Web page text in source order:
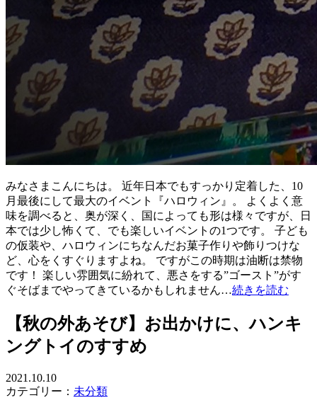
みなさまこんにちは。 近年日本でもすっかり定着した、10
月最後にして最大のイベント『ハロウィン』。 よくよく意
味を調べると、奥が深く、国によっても形は様々ですが、日
本では少し怖くて、でも楽しいイベントの1つです。 子ども
の仮装や、ハロウィンにちなんだお菓子作りや飾りつけな
ど、心をくすぐりますよね。 ですがこの時期は油断は禁物
です！ 楽しい雰囲気に紛れて、悪さをする”ゴースト”がす
ぐそばまでやってきているかもしれません…続きを読む
【秋の外あそび】お出かけに、ハンキ
ングトイのすすめ
2021.10.10
カテゴリー： 未分類